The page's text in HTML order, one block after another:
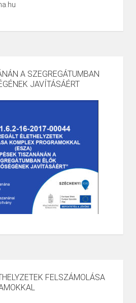
A SZEGREGÁTUMBAN
JAVÍTÁSÁÉRT
FELSZÁMOLÁSA